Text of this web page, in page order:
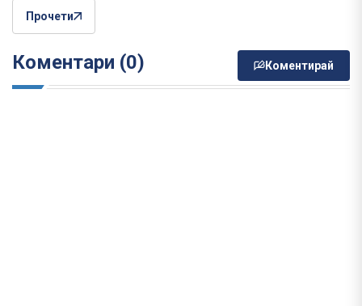
Прочети
Коментари (0) Коментирай